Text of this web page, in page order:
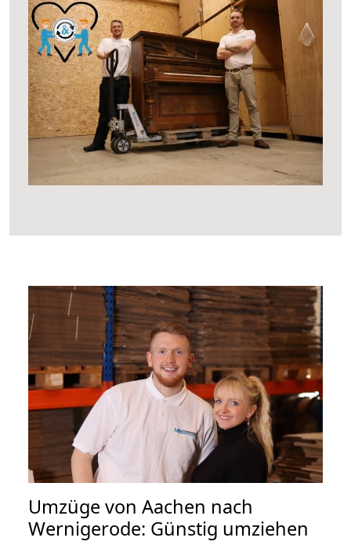
Umzüge von Aachen nach
Wernigerode: Günstig umziehen